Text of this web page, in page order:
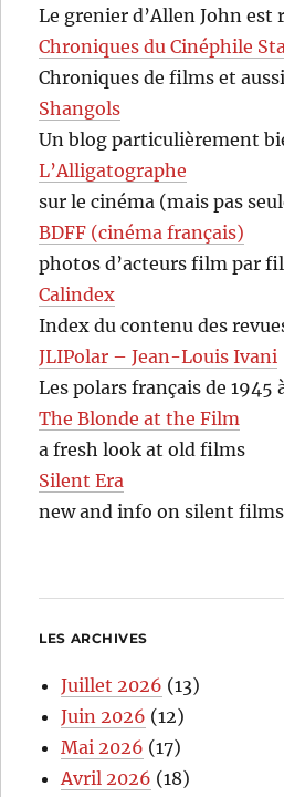
Le grenier d’Allen John est
Chroniques du Cinéphile
Chroniques de films et
Shangols
Un blog particulièrement
L’Alligatographe
sur le cinéma (mais pas
BDFF (cinéma français)
photos d’acteurs film par
Calindex
Index du contenu des
JLIPolar – Jean-Louis Ivani
Les polars français de 1945
The Blonde at the Film
a fresh look at old films
Silent Era
new and info on silent films
LES ARCHIVES
Juillet 2026 (13)
Juin 2026 (12)
Mai 2026 (17)
Avril 2026 (18)